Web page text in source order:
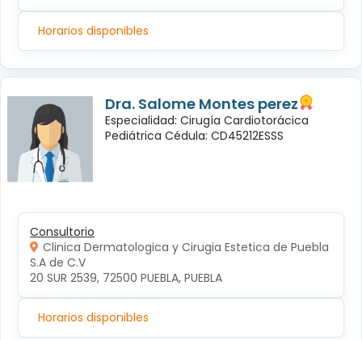
Horarios disponibles
Dra. Salome Montes perez
Especialidad: Cirugía Cardiotorácica
Pediátrica Cédula: CD45212ESSS
Consultorio
Clinica Dermatologica y Cirugia Estetica de Puebla
S.A de C.V
20 SUR 2539, 72500 PUEBLA, PUEBLA
Horarios disponibles